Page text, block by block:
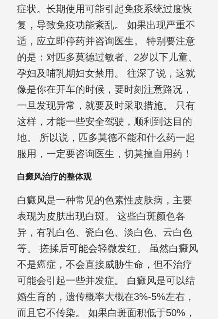
症状。长期使用可能引起免疫系统过度恢
复，导致免疫功能紊乱。 如果出现严重不
适，应立即停药并咨询医生。 特别要注意
的是：对匹多莫德过敏者、2岁以下儿童、
孕妇及哺乳期妇女禁用。 往深了说，这就
像是你在开车的时候，要时刻注意路况，
一旦发现异常，就要及时采取措施。 只有
这样，才能一些安全驾驶，顺利到达目的
地。 所以说，匹多莫德不能和什么药一起
服用，一定要咨询医生，切莫擅自用药！
白癜风治疗的整体观
白癜风是一种常见的色素性皮肤病，主要
表现为皮肤出现白斑。 这些白斑颜色各
异，有乳白色、瓷白色、淡白色、云白色
等。 搓揉后可能会轻微发红。 虽然白癜风
不是癌症，不会直接威胁生命，但不治疗
可能会引起一些并发症。 白癜风是可以结
婚生育的，遗传概率大概在3%-5%左右，
而且它不传染。 如果白斑面积低于50%，